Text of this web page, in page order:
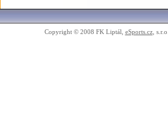
Copyright © 2008 FK Liptál, eSports.cz,